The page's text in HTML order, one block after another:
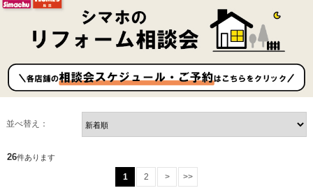
並べ替え：
26件あります
1 2 > >>